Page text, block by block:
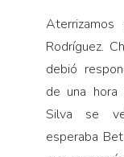
Libros
Libros usados
Literatura
Medioambiente
Narrativas visuales
Rodríguez.
debió
de una hora
Silva se
esperaba